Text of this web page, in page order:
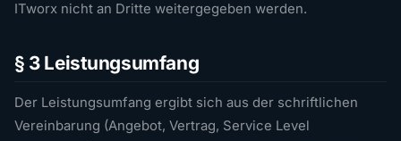
ITworx nicht an Dritte weitergegeben werden.
§ 3 Leistungsumfang
Der Leistungsumfang ergibt sich aus der schriftlichen
Vereinbarung (Angebot, Vertrag, Service Level